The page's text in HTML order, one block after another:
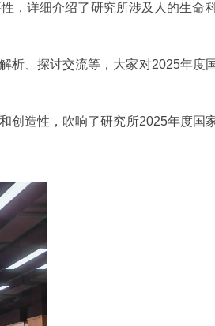
，详细介绍了研究所涉及人的生命
析、探讨交流等，大家对2025年度
创造性， 吹响了研究所2025年度国